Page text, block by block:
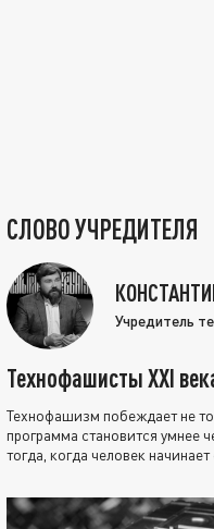
СЛОВО УЧРЕДИТЕЛЯ
Учредитель
Технофашисты XXI
Технофашизм побеждает не
программа становится умнее
тогда, когда человек